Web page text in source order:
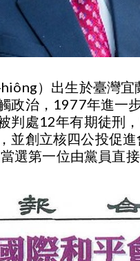
）出生於臺灣
政治，1977年進一
判處12年有期徒刑
並創立核四公投促
選第一位由黨員直接